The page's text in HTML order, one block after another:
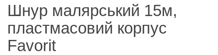
Шнур малярський 15м,
пластмасовий корпус
Favorit